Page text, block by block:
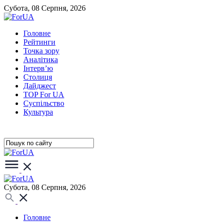
Субота, 08 Серпня, 2026
Головне
Рейтинги
Точка зору
Аналітика
Інтерв’ю
Столиця
Дайджест
TOP For UA
Суспiльство
Культура
Субота, 08 Серпня, 2026
Головне